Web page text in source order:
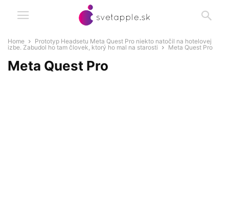
Home
Prototyp Headsetu Meta Quest Pro niekto natočil na hotelovej
izbe. Zabudol ho tam človek, ktorý ho mal na starosti
Meta Quest Pro
Meta Quest Pro